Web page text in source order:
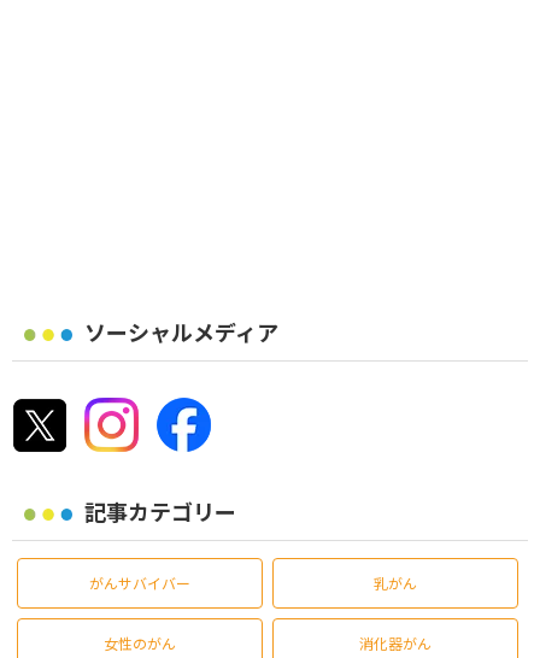
ソーシャルメディア
記事カテゴリー
がんサバイバー 乳がん
女性のがん 消化器がん